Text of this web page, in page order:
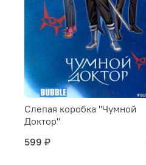
Слепая коробка "Чумной
Доктор"
599 ₽